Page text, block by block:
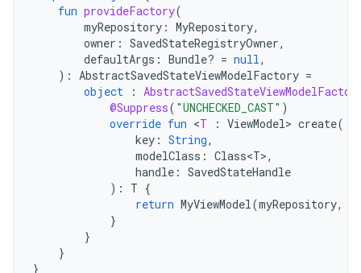
fun provideFactory(
myRepository : MyRepository,
owner : SavedStateRegistryOwner,
defaultArgs : Bundle? = null,
): AbstractSavedStateViewModelFactory =
object
:
@Suppress( "UNCHECKED_CAST" )
override fun <T : ViewModel> create(
key : String,
modelClass : Class<T>,
handle : SavedStateHandle
):
T {
return MyViewModel(myRepository,
}
}
}
}